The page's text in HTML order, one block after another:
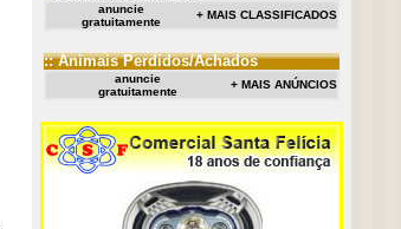
anuncie
gratuitamente
+ MAIS CLASSIFICADOS
:: Animais Perdidos/Achados
anuncie
gratuitamente
+ MAIS ANÚNCIOS